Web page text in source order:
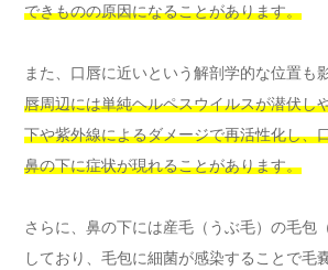
できものの原因になることがあります。
また、口唇に近いという解剖学的な位置も
唇周辺には単純ヘルペスウイルスが潜伏し
下や紫外線によるダメージで再活性化し、
鼻の下に症状が現れることがあります。
さらに、鼻の下には産毛（うぶ毛）の毛包
しており、毛包に細菌が感染することで毛